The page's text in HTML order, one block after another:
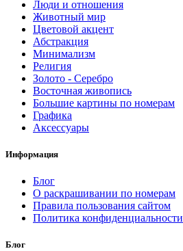
Люди и отношения
Животный мир
Цветовой акцент
Абстракция
Минимализм
Религия
Золото - Серебро
Восточная живопись
Большие картины по номерам
Графика
Аксессуары
Информация
Блог
О раскрашивании по номерам
Правила пользования сайтом
Политика конфиденциальности
Блог